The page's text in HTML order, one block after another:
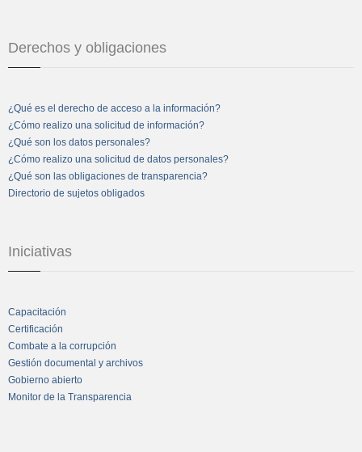
Derechos y obligaciones
¿Qué es el derecho de acceso a la información?
¿Cómo realizo una solicitud de información?
¿Qué son los datos personales?
¿Cómo realizo una solicitud de datos personales?
¿Qué son las obligaciones de transparencia?
Directorio de sujetos obligados
Iniciativas
Capacitación
Certificación
Combate a la corrupción
Gestión documental y archivos
Gobierno abierto
Monitor de la Transparencia